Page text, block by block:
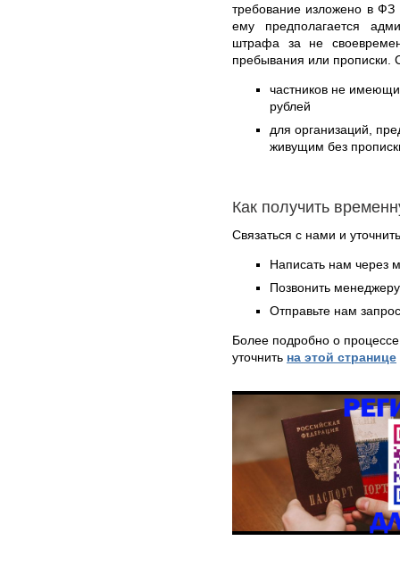
требование изложено в
ему предполагается
штрафа за не
пребывания или прописки.
частников не
рублей
для организаций,
живущим без
Как получить
Связаться с нами и
Написать нам через
Позвонить
Отправьте нам
Более подробно о
уточнить на этой странице